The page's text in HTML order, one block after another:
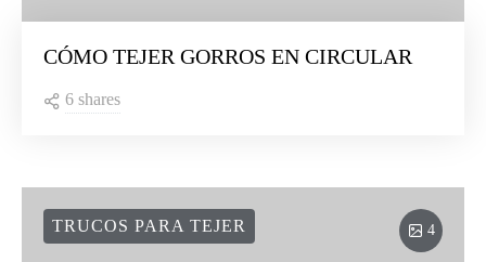
CÓMO TEJER GORROS EN CIRCULAR
6 shares
4
TRUCOS PARA TEJER